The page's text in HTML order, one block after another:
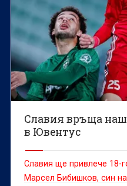
Славия връща наш
в Ювентус
Славия ще привлече 18-
Марсел Бибишков, син